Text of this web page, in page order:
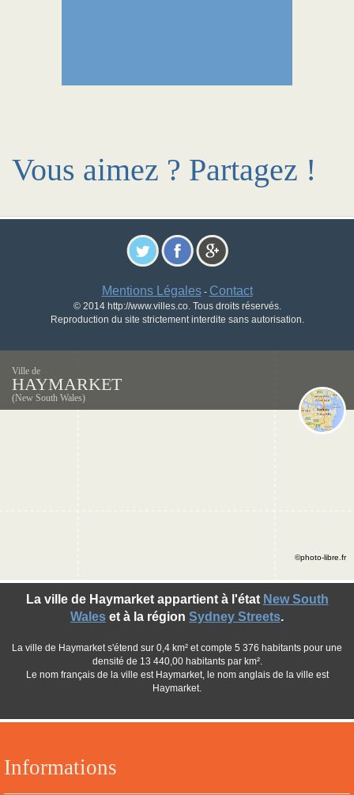
Vous aimez ? Partagez !
Mentions Légales- Contact
© 2014 http://www.villes.co. Tous droits réservés.
Reproduction du site strictement interdite sans autorisation.
Ville de
HAYMARKET
(New South Wales)
Informations
La ville de Haymarket appartient à l'état New South
Wales et à la région Sydney Streets.
La ville de Haymarket s'étend sur 0,4 km² et compte 5 376 habitants pour une
densité de 13 440,00 habitants par km².
Le nom français de la ville est Haymarket, le nom anglais de la ville est
Haymarket.
©photo-libre.fr